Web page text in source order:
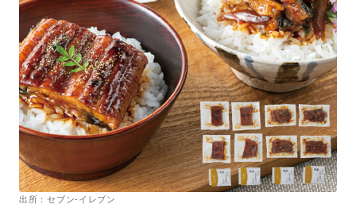
出所：セブン-イレブン